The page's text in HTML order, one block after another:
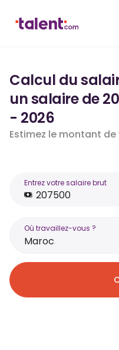
Calcul du
un salaire de
- 2026
Estimez le montant
Entrez votre salaire brut
Où travaillez-vous ?
Maroc